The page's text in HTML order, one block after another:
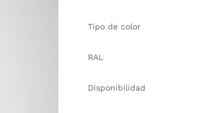
Tipo de color
RAL
Disponibilidad